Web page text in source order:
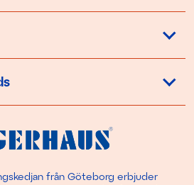
från Göteborg erbjuder